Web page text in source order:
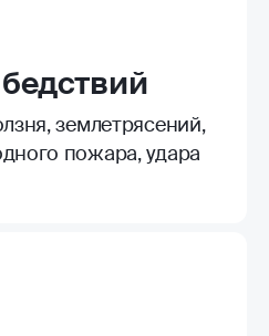
землетрясений,
пожара, удара